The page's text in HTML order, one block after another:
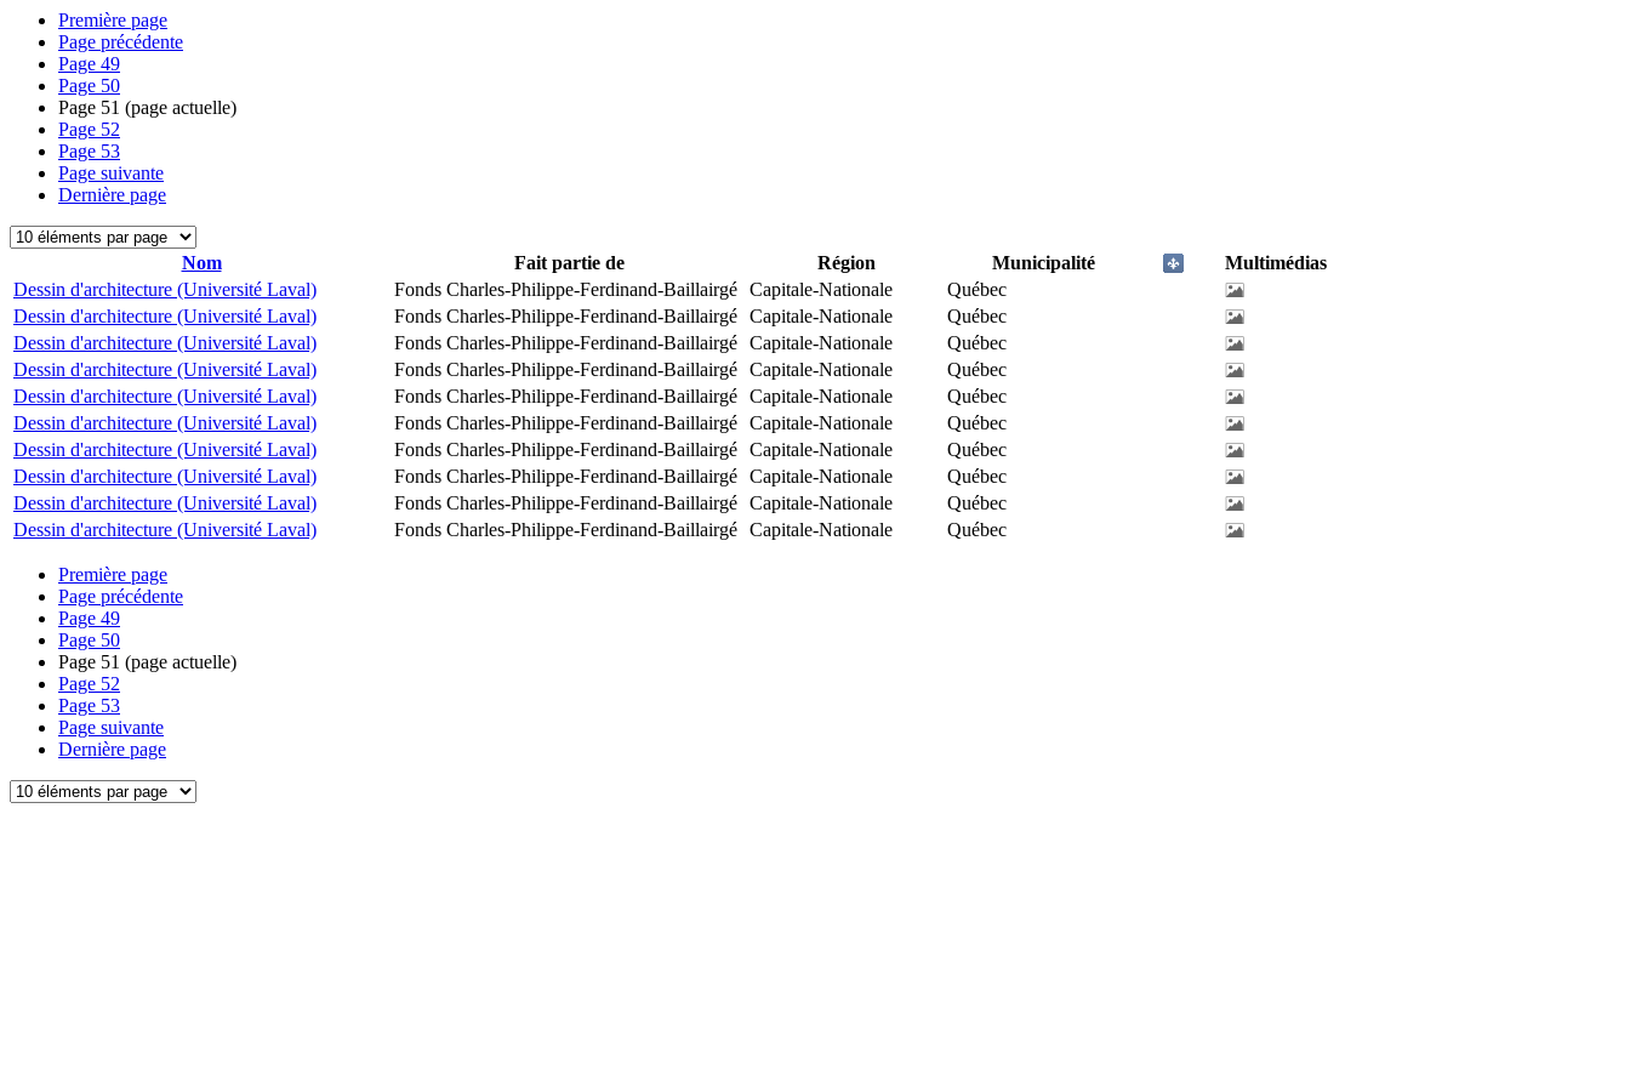
Première page
Page précédente
Page 49
Page 50
Page 51 (page actuelle)
Page 52
Page 53
Page suivante
Dernière page
Nom Fait partie de Région Municipalité
Multimédias
Dessin d'architecture (Université Laval)
Fonds Charles-Philippe-Ferdinand-Baillairgé Capitale-Nationale
Québec
Dessin d'architecture (Université Laval)
Fonds Charles-Philippe-Ferdinand-Baillairgé Capitale-Nationale
Québec
Dessin d'architecture (Université Laval)
Fonds Charles-Philippe-Ferdinand-Baillairgé Capitale-Nationale
Québec
Dessin d'architecture (Université Laval)
Fonds Charles-Philippe-Ferdinand-Baillairgé Capitale-Nationale
Québec
Dessin d'architecture (Université Laval)
Fonds Charles-Philippe-Ferdinand-Baillairgé Capitale-Nationale
Québec
Dessin d'architecture (Université Laval)
Fonds Charles-Philippe-Ferdinand-Baillairgé Capitale-Nationale
Québec
Dessin d'architecture (Université Laval)
Fonds Charles-Philippe-Ferdinand-Baillairgé Capitale-Nationale
Québec
Dessin d'architecture (Université Laval)
Fonds Charles-Philippe-Ferdinand-Baillairgé Capitale-Nationale
Québec
Dessin d'architecture (Université Laval)
Fonds Charles-Philippe-Ferdinand-Baillairgé Capitale-Nationale
Québec
Dessin d'architecture (Université Laval)
Fonds Charles-Philippe-Ferdinand-Baillairgé Capitale-Nationale Québec
Première page
Page précédente
Page 49
Page 50
Page 51 (page actuelle)
Page 52
Page 53
Page suivante
Dernière page